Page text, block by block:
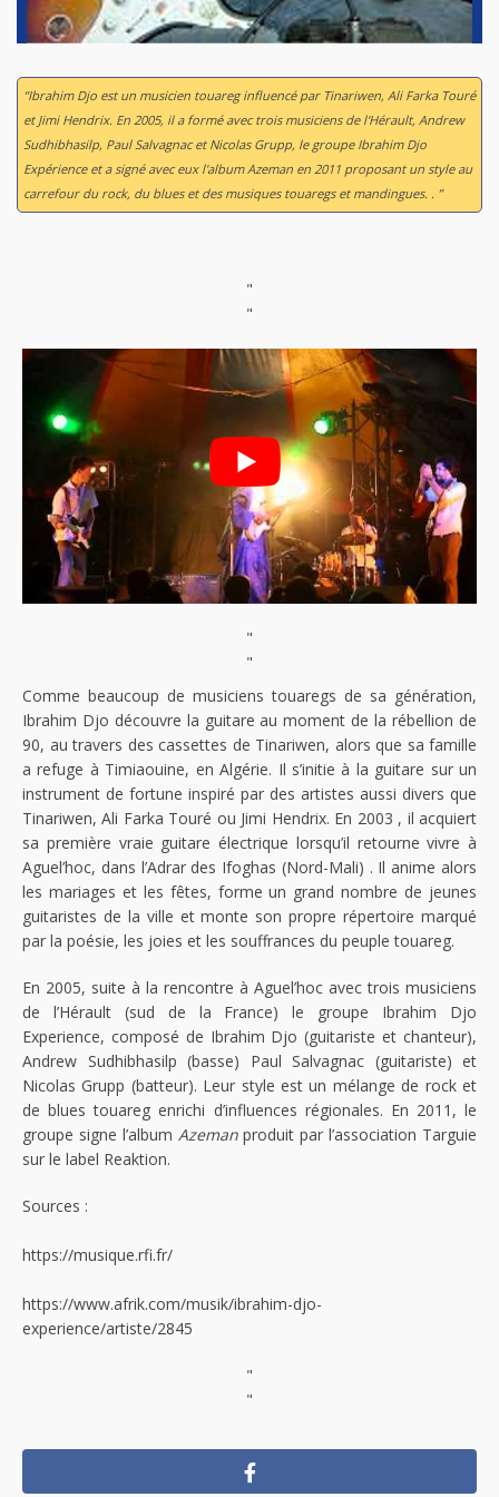
“Ibrahim Djo est un musicien touareg influencé par Tinariwen, Ali Farka Touré
et Jimi Hendrix. En 2005, il a formé avec trois musiciens de l'Hérault, Andrew
Sudhibhasilp, Paul Salvagnac et Nicolas Grupp, le groupe Ibrahim Djo
Expérience et a signé avec eux l'albumAzeman en 2011 proposant un style au
carrefour du rock, du blues et des musiques touaregs et mandingues. . ”
"
"
"
"
Comme beaucoup de musiciens touaregs de sa génération,
Ibrahim Djo découvre la guitare au moment de la rébellion de
90, au travers des cassettes de Tinariwen, alors que sa famille
a refuge à Timiaouine, en Algérie. Il s’initie à la guitare sur un
instrument de fortune inspiré par des artistes aussi divers que
Tinariwen, Ali Farka Touré ou Jimi Hendrix. En 2003 , il acquiert
sa première vraie guitare électrique lorsqu’il retourne vivre à
Aguel’hoc, dans l’Adrar des Ifoghas (Nord-Mali) . Il anime alors
les mariages et les fêtes, forme un grand nombre de jeunes
guitaristes de la ville et monte son propre répertoire marqué
par la poésie, les joies et les souffrances du peuple touareg.
En 2005, suite à la rencontre à Aguel’hoc avec trois musiciens
de l’Hérault (sud de la France) le groupe Ibrahim Djo
Experience, composé de Ibrahim Djo (guitariste et chanteur),
Andrew Sudhibhasilp (basse) Paul Salvagnac (guitariste) et
Nicolas Grupp (batteur). Leur style est un mélange de rock et
de blues touareg enrichi d’influences régionales. En 2011, le
groupe signe l’album Azemanproduit par l’association Targuie
sur le label Reaktion.
Sources :
https://musique.rfi.fr/
https://www.afrik.com/musik/ibrahim-djo-
experience/artiste/2845
"
"